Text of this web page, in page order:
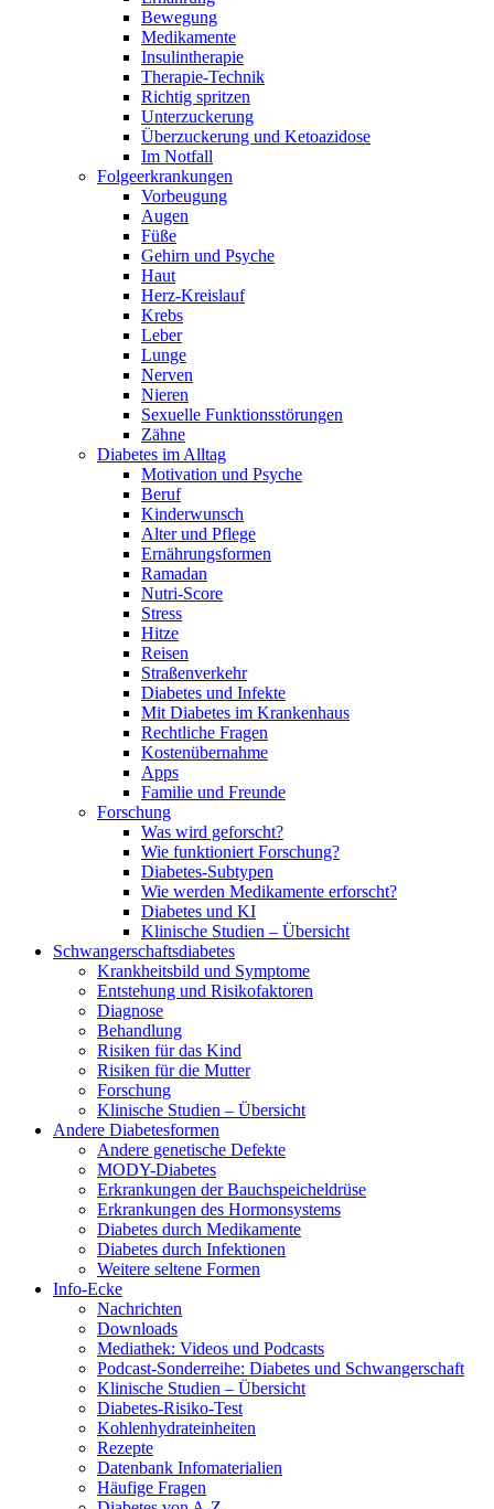
Bewegung
Medikamente
Insulintherapie
Therapie-Technik
Richtig spritzen
Unterzuckerung
Überzuckerung und Ketoazidose
Im Notfall
Folgeerkrankungen
Vorbeugung
Augen
Füße
Gehirn und Psyche
Haut
Herz-Kreislauf
Krebs
Leber
Lunge
Nerven
Nieren
Sexuelle Funktionsstörungen
Zähne
Diabetes im Alltag
Motivation und Psyche
Beruf
Kinderwunsch
Alter und Pflege
Ernährungsformen
Ramadan
Nutri-Score
Stress
Hitze
Reisen
Straßenverkehr
Diabetes und Infekte
Mit Diabetes im Krankenhaus
Rechtliche Fragen
Kostenübernahme
Apps
Familie und Freunde
Forschung
Was wird geforscht?
Wie funktioniert Forschung?
Diabetes-Subtypen
Wie werden Medikamente erforscht?
Diabetes und KI
Klinische Studien – Übersicht
Schwangerschaftsdiabetes
Krankheitsbild und Symptome
Entstehung und Risikofaktoren
Diagnose
Behandlung
Risiken für das Kind
Risiken für die Mutter
Forschung
Klinische Studien – Übersicht
Andere Diabetesformen
Andere genetische Defekte
MODY-Diabetes
Erkrankungen der Bauchspeicheldrüse
Erkrankungen des Hormonsystems
Diabetes durch Medikamente
Diabetes durch Infektionen
Weitere seltene Formen
Info-Ecke
Nachrichten
Downloads
Mediathek: Videos und Podcasts
Podcast-Sonderreihe: Diabetes und Schwangerschaft
Klinische Studien – Übersicht
Diabetes-Risiko-Test
Kohlenhydrateinheiten
Rezepte
Datenbank Infomaterialien
Häufige Fragen